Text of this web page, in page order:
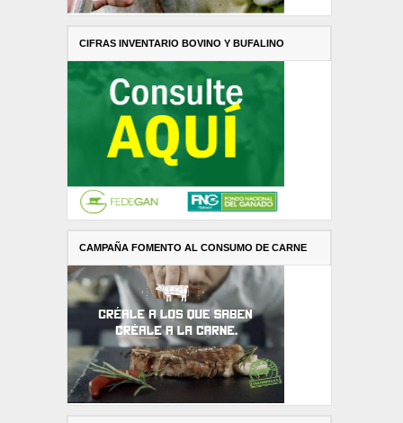
CIFRAS INVENTARIO BOVINO Y BUFALINO
CAMPAÑA FOMENTO AL CONSUMO DE CARNE